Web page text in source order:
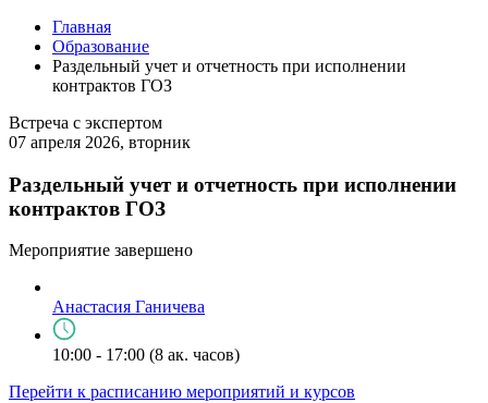
Главная
Образование
Раздельный учет и отчетность при исполнении
контрактов ГОЗ
Встреча с экспертом
07 апреля 2026, вторник
Раздельный учет и отчетность при исполнении
контрактов ГОЗ
Мероприятие завершено
Анастасия Ганичева
10:00 - 17:00 (8 ак. часов)
Перейти к расписанию мероприятий и курсов